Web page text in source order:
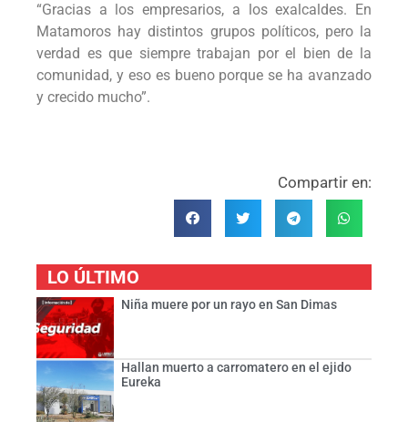
“Gracias a los empresarios, a los exalcaldes. En
Matamoros hay distintos grupos políticos, pero la
verdad es que siempre trabajan por el bien de la
comunidad, y eso es bueno porque se ha avanzado
y crecido mucho”.
Compartir en:
LO ÚLTIMO
Niña muere por un rayo en San Dimas
Hallan muerto a carromatero en el ejido
Eureka